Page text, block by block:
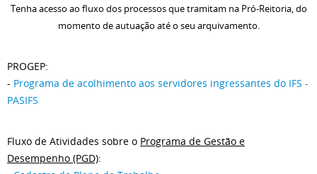
Tenha acesso ao fluxo dos processos que tramitam na Pró-Reitoria, do
momento de autuação até o seu arquivamento.
PROGEP:
- Programa de acolhimento aos servidores ingressantes do IFS -
PASIFS
Fluxo de Atividades sobre o Programa de Gestão e
Desempenho (PGD):